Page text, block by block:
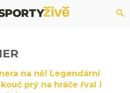
na ně! Legendární
prý na hráče řval i